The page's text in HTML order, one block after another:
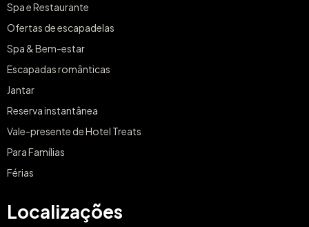
Spa e Restaurante
Ofertas de escapadelas
Spa & Bem-estar
Escapadas românticas
Jantar
Reserva instantânea
Vale-presente de Hotel Treats
Para Famílias
Férias
Localizações